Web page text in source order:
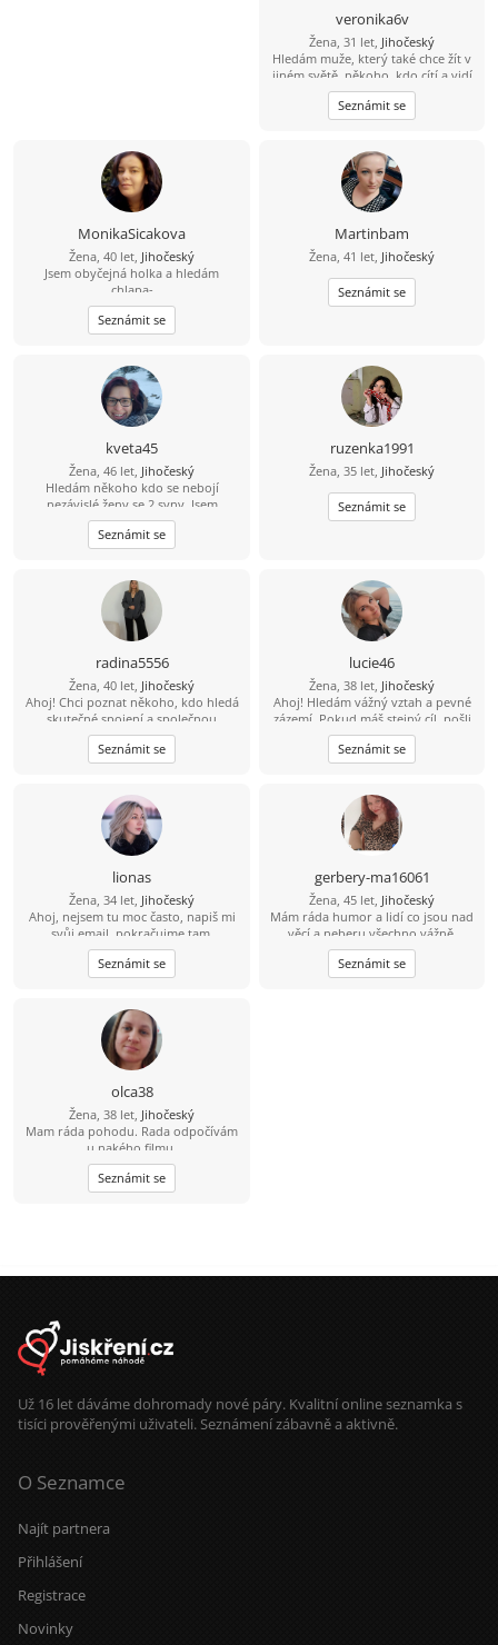
veronika6v
Žena, 31 let, Jihočeský
Hledám muže, který také chce žít v
jiném světě, někoho, kdo cítí a vidí
to co se tu i nepříjemného děje.
Není mi jedno strava, životní styl,
ani to, jaké zákony se snaží
Nechci měnit to, co změnit nejde,
chci z toho špatného co se tu děje
jen odejít, a věřím. Hledám někoho,
kdo věří na sny, které mohou, ale i
nemusí ukazovat pravdu. Věřím, že
když jde o skutečnou lásku, tak
úplná moudrost zahrnuje to, že se
k sobě oba dokáží chovat tak, aby
se vše dělo v harmonii a to do
konce života, láska nikdy nebolí.
Seznámit se
MonikaSicakova
Žena, 40 let, Jihočeský
Jsem obyčejná holka a hledám
chlapa-
obyčejného,sympatického,věrného,se
smyslem pro humor a rodinu.jsem
dlouho sama a už nechci být.chci
Seznámit se
Martinbam
Žena, 41 let, Jihočeský
Seznámit se
kveta45
Žena, 46 let, Jihočeský
Hledám někoho kdo se nebojí
nezávislé ženy se 2 syny. Jsem
pracovitá, usměvavá, zodpovědná
máma. Já a kluci hledáme parťáka se
smyslem pro zodpovědnost,
kamaráda.
Seznámit se
ruzenka1991
Žena, 35 let, Jihočeský
Seznámit se
radina5556
Žena, 40 let, Jihočeský
Ahoj! Chci poznat někoho, kdo hledá
skutečné spojení a společnou
budoucnost. Pokud chceš, pošli mi
svůj "е-mаil" – je to jednoduché a bez
poplatků. Čekám na tvou zprávu!
Seznámit se
lucie46
Žena, 38 let, Jihočeský
Ahoj! Hledám vážný vztah a pevné
zázemí. Pokud máš stejný cíl, pošli
mi svůj е-mаil. Je to jednoduché a
zdarma. Rád tě poznám!
Seznámit se
lionas
Žena, 34 let, Jihočeský
Ahoj, nejsem tu moc často, napiš mi
svůj email. pokračujme tam.
Seznámit se
gerbery-ma16061
Žena, 45 let, Jihočeský
Mám ráda humor a lidí co jsou nad
věcí a neberu všechno vážně.
Hledám přátelství s někym kto má
rád výlety , je zodpovědný,
tolerantní a ví co od života chce.
Seznámit se
olca38
Žena, 38 let, Jihočeský
Mam ráda pohodu. Rada odpočívám
u nakého filmu.
Seznámit se
Už 16 let dáváme dohromady nové páry. Kvalitní online seznamka s
tisíci prověřenými uživateli. Seznámení zábavně a aktivně.
O Seznamce
Najít partnera
Přihlášení
Registrace
Novinky